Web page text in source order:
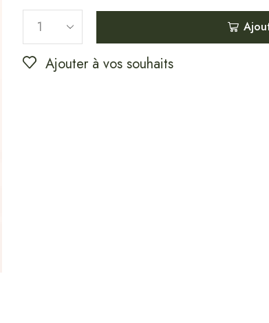
Ajouter à vos souhaits